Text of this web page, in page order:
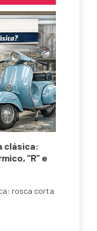
clásica:
“R” e
rosca corta